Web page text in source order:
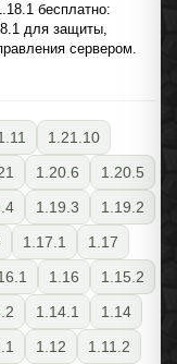
бесплатно:
для защиты,
сервером.
1.21.10
1.20.6
1.20.5
1.19.3
1.19.2
1.17.1
1.17
1.16
1.15.2
1.14.1
1.14
1.12
1.11.2